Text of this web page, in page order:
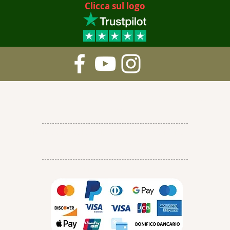
Clicca sul logo